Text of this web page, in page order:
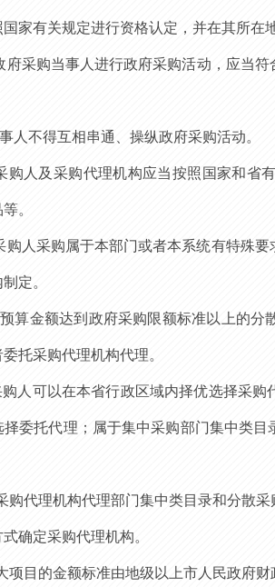
国家有关规定进行资格认定，并在其所在
府采购当事人 进行政府采购活动，应当
人不得互相串通、操纵政府采购活动。
购人及采购代理机构应当按照 国家和省
。
购人采购属于本部门或者本系统有特殊
定。
算金额达到政府采购限额标准以上的
托采购代理机构代理。
购人可以在本省行政区域内择优选择采
择委托代理；属于集中采购部门集中类
购代理机构代理部门集中类目录和分散
确定采购代理机构。
项目的金额标准由地级以上市人民政府